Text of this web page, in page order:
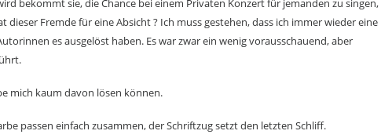
bekommt sie, die Chance bei einem Privaten Konzert für jemanden zu singen,
dieser Fremde für eine Absicht ? Ich muss gestehen, dass ich immer wieder eine
es ausgelöst haben. Es war zwar ein wenig vorausschauend, aber
mich kaum davon lösen können.
passen einfach zusammen, der Schriftzug setzt den letzten Schliff.